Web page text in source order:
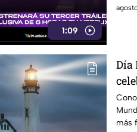
1:09
Día
más